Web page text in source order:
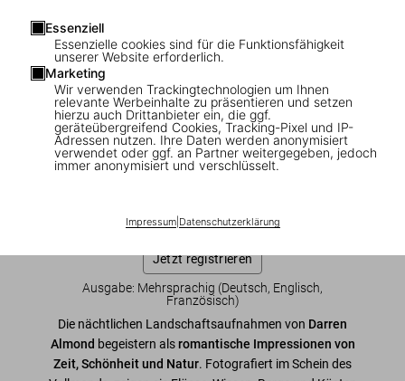
Essenziell
Essenzielle cookies sind für die Funktionsfähigkeit
unserer Website erforderlich.
Marketing
Wir verwenden Trackingtechnologien um Ihnen
relevante Werbeinhalte zu präsentieren und setzen
hierzu auch Drittanbieter ein, die ggf.
geräteübergreifend Cookies, Tracking-Pixel und IP-
Adressen nutzen. Ihre Daten werden anonymisiert
verwendet oder ggf. an Partner weitergegeben, jedoch
immer anonymisiert und verschlüsselt.
Impressum| Datenschutzerklärung
Darren Almond. Fullmoon, Art Edition
No. 1–60 ‘Fullmoon@Porto Mosquito’
US$ 4.500
wieder Exemplare verfügbar. Bitte tragen Sie sich in unsere
Warteliste ein, damit wir Sie informieren können.
Jetzt registrieren
Ausgabe: Mehrsprachig (Deutsch, Englisch,
Französisch)
Die nächtlichen Landschaftsaufnahmen von Darren
Almond begeistern alsromantische Impressionen von
Zeit, Schönheit und Natur. Fotografiert im Schein des